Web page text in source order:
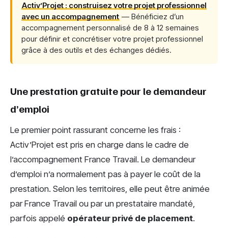
Activ’Projet : construisez votre projet professionnel
avec un accompagnement — Bénéficiez d’un
accompagnement personnalisé de 8 à 12 semaines
pour définir et concrétiser votre projet professionnel
grâce à des outils et des échanges dédiés.
Une prestation gratuite pour le demandeur
d’emploi
Le premier point rassurant concerne les frais :
Activ’Projet est pris en charge dans le cadre de
l’accompagnement France Travail. Le demandeur
d’emploi n’a normalement pas à payer le coût de la
prestation. Selon les territoires, elle peut être animée
par France Travail ou par un prestataire mandaté,
parfois appelé opérateur privé de placement.